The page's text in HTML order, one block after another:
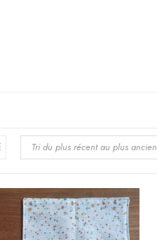
Tri du plus récent au plus ancien